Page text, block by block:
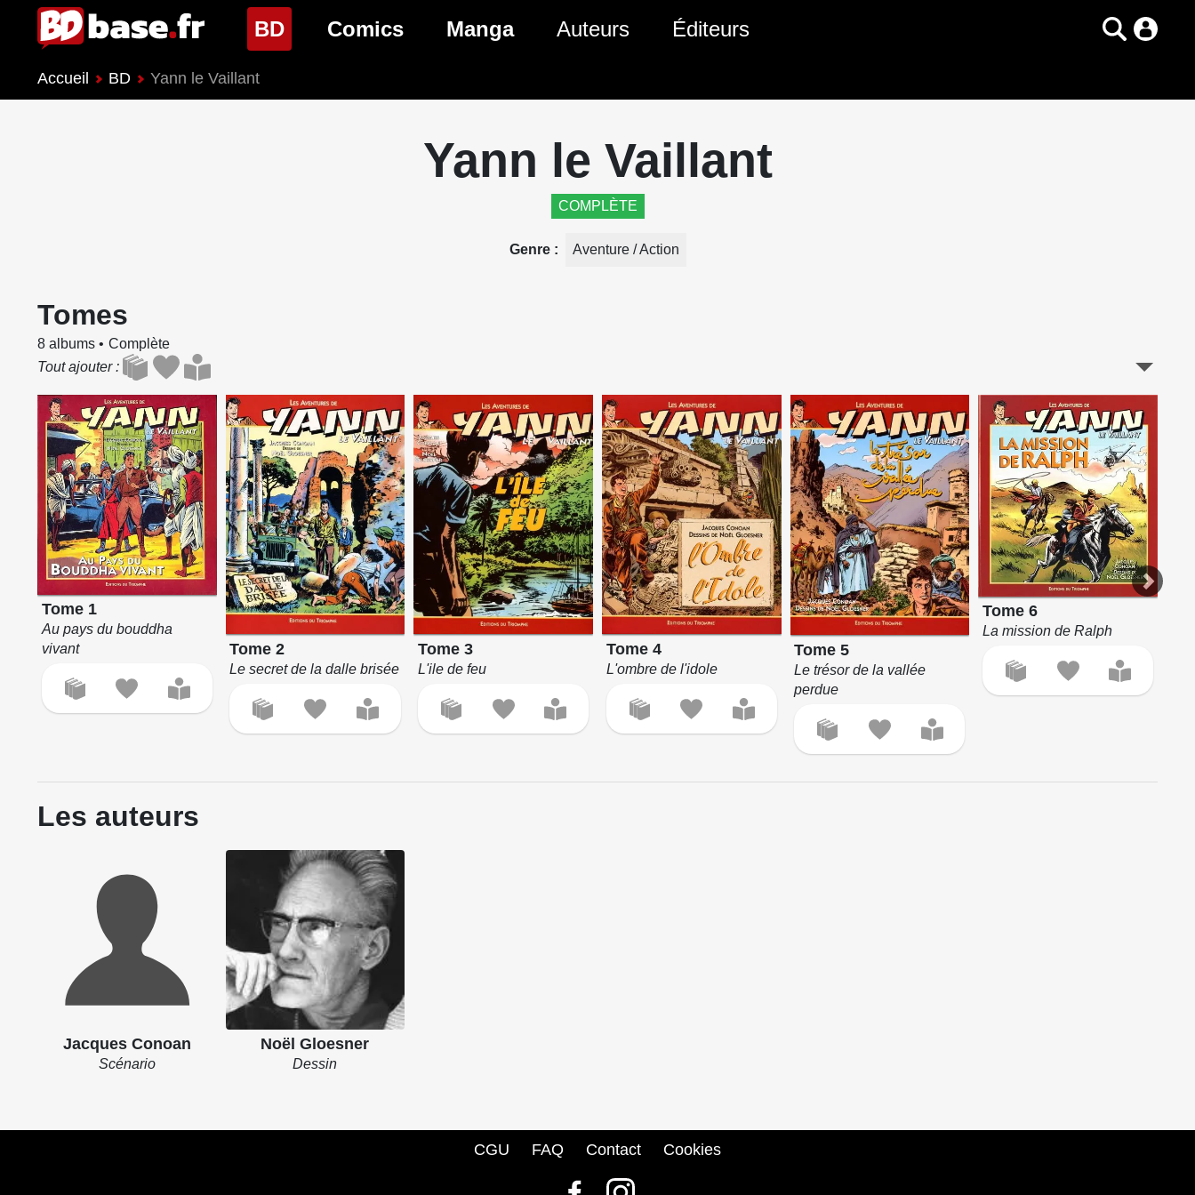
BD(page courante)
Comics Manga
Genres Manga
Auteurs Éditeurs
Accueil BD Yann le Vaillant
Yann le Vaillant
COMPLÈTE
Genre Aventure / Action
Tomes
8 albums
Complète
Tout ajouter
Tome 1
Au pays du bouddha
vivant
Tome 2
Le secret de la dalle brisée
Tome 3
L'ile de feu
Tome 4
L'ombre de l'idole
Tome 5
Le trésor de la vallée
perdue
Tome 6
La mission de Ralph
Les auteurs
Jacques Conoan
Scénario
Noël Gloesner
Dessin
CGU FAQ Contact Cookies